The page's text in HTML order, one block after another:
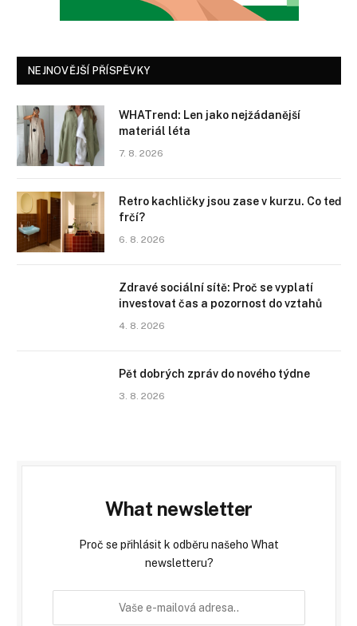
NEJNOVĚJŠÍ PŘÍSPĚVKY
WHATrend: Len jako nejžádanější
materiál léta
7. 8. 2026
Retro kachličky jsou zase v kurzu. Co teď
frčí?
6. 8. 2026
Zdravé sociální sítě: Proč se vyplatí
investovat čas a pozornost do vztahů
4. 8. 2026
Pět dobrých zpráv do nového týdne
3. 8. 2026
What newsletter
Proč se přihlásit k odběru našeho What
newsletteru?